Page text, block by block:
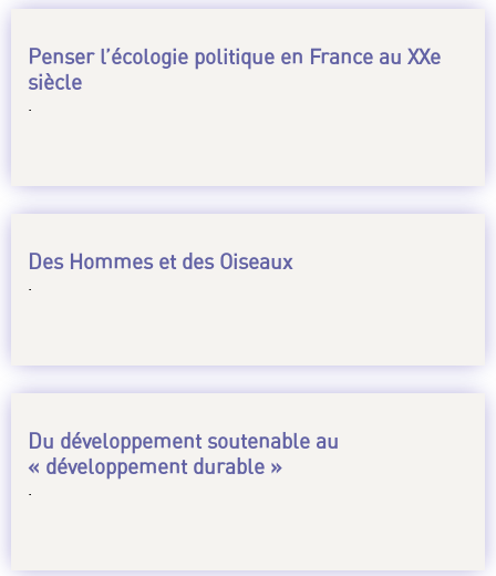
Penser l’écologie politique en France au XXe
siècle
.
Des Hommes et des Oiseaux
.
Du développement soutenable au
« développement durable »
.